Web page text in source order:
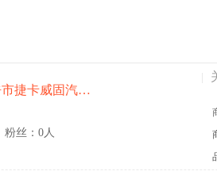
威固隔热膜内蒙专营店 呼市捷卡威固汽车装饰店
粉丝：0人